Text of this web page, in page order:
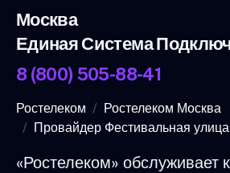
Москва
Единая Система
8 (800) 505-88-41
Ростелеком
Ростелеком Москва
Провайдер Фестивальная
«Ростелеком» обслуживает